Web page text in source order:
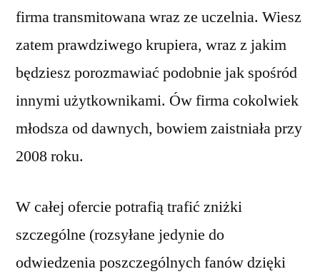
firma transmitowana wraz ze uczelnia. Wiesz
zatem prawdziwego krupiera, wraz z jakim
będziesz porozmawiać podobnie jak spośród
innymi użytkownikami. Ów firma cokolwiek
młodsza od dawnych, bowiem zaistniała przy
2008 roku.
W całej ofercie potrafią trafić zniżki
szczególne (rozsyłane jedynie do
odwiedzenia poszczególnych fanów dzięki